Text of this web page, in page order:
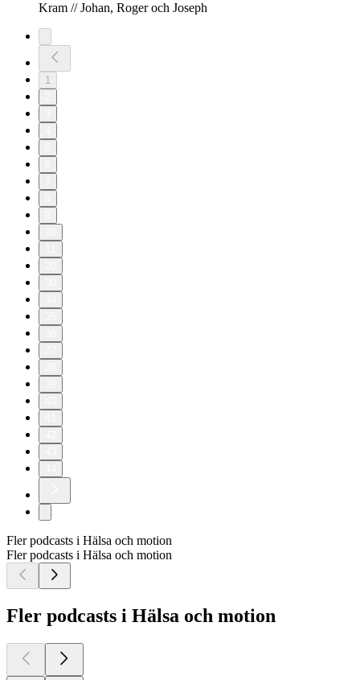
Kram // Johan, Roger och Joseph
1
Fler podcasts i Hälsa och motion
Fler podcasts i Hälsa och motion
Fler podcasts i Hälsa och motion